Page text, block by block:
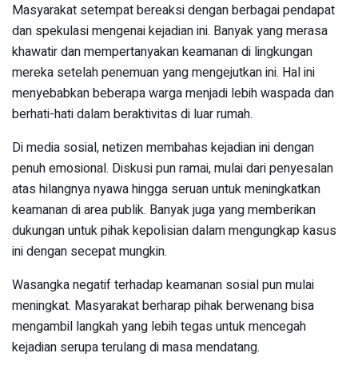
Masyarakat setempat bereaksi dengan berbagai pendapat
dan spekulasi mengenai kejadian ini. Banyak yang merasa
khawatir dan mempertanyakan keamanan di lingkungan
mereka setelah penemuan yang mengejutkan ini. Hal ini
menyebabkan beberapa warga menjadi lebih waspada dan
berhati-hati dalam beraktivitas di luar rumah.
Di media sosial, netizen membahas kejadian ini dengan
penuh emosional. Diskusi pun ramai, mulai dari penyesalan
atas hilangnya nyawa hingga seruan untuk meningkatkan
keamanan di area publik. Banyak juga yang memberikan
dukungan untuk pihak kepolisian dalam mengungkap kasus
ini dengan secepat mungkin.
Wasangka negatif terhadap keamanan sosial pun mulai
meningkat. Masyarakat berharap pihak berwenang bisa
mengambil langkah yang lebih tegas untuk mencegah
kejadian serupa terulang di masa mendatang.